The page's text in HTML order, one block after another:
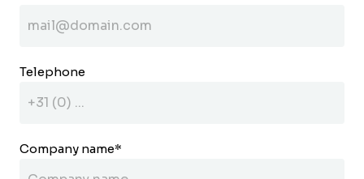
Telephone
Company name*